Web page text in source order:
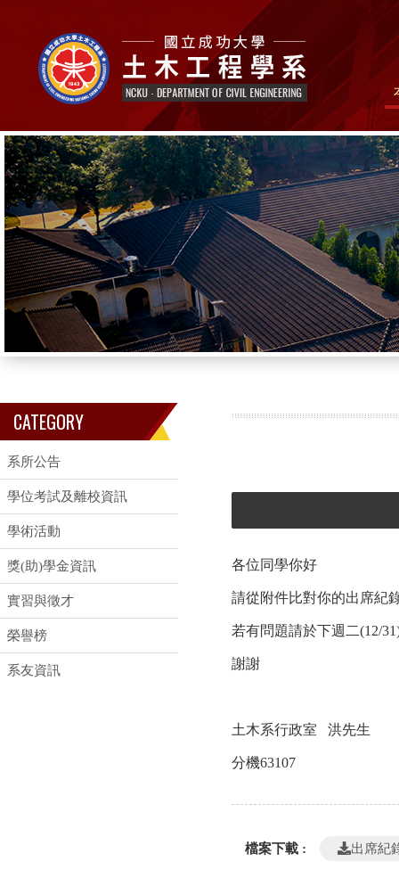
CATEGORY
系所公告
學位考試及離校資訊
學術活動
獎(助)學金資訊
實習與徵才
榮譽榜
系友資訊
各位同學你好
請從附件比對你的出席紀
若有問題請於下週二(12/
謝謝
土木系行政室 洪先生
分機63107
檔案下載 : 出席紀